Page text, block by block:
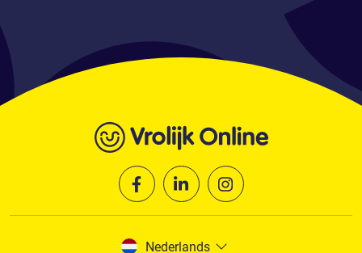
Nederlands